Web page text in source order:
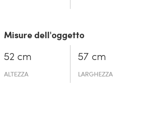
Misure dell'oggetto
52 cm
ALTEZZA
57 cm
LARGHEZZA